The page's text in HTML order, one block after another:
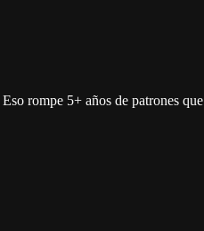
rompe 5+ años de patrones